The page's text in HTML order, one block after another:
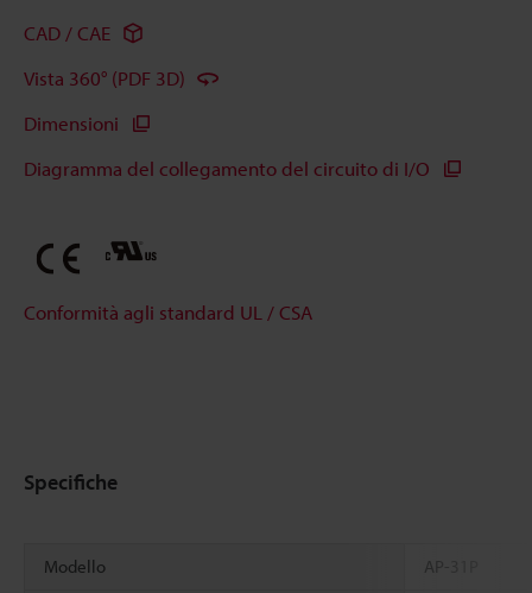
CAD / CAE
Vista 360° (PDF 3D)
Dimensioni
Diagramma del collegamento del circuito di I/O
Conformità agli standard UL / CSA
Specifiche
Modello AP-31P